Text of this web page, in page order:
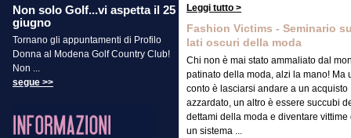
Non solo Golf...vi aspetta il 25
giugno
Tornano gli appuntamenti di Profilo
Donna al Modena Golf Country Club!
Non ...
segue >>
Leggi tutto >
Fashion Victims - Seminario
lati oscuri della moda
Chi non è mai stato ammaliato dal
patinato della moda, alzi la mano! Ma
conto è lasciarsi andare a un acquisto
azzardato, un altro è essere succubi
dettami della moda e diventare vittime
un sistema ...